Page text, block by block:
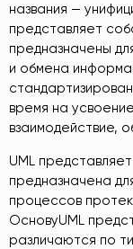
названия —
представляет
предназначены
и обмена
время на
взаимодействие,
UML
предназначена
процессов
ОсновуUML
различаются по